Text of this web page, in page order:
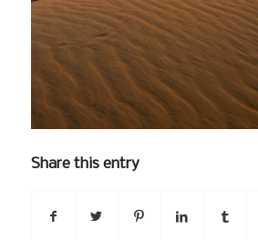
Share this entry